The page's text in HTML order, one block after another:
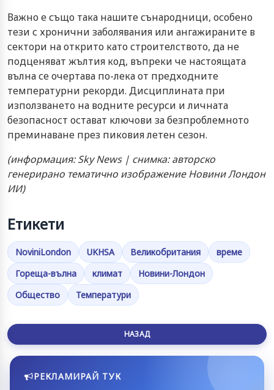
Важно е също така нашите сънародници, особено
тези с хронични заболявания или ангажираните в
сектори на открито като строителството, да не
подценяват жълтия код, въпреки че настоящата
вълна се очертава по-лека от предходните
температурни рекорди. Дисциплината при
използването на водните ресурси и личната
безопасност остават ключови за безпроблемното
преминаване през пиковия летен сезон.
(информация: Sky News | снимка: авторско
генерирано тематично изображение Новини Лондон
ИИ)
Етикети
NoviniLondon UKHSA Великобритания
време
Гореща-вълна
климат
Новини-Лондон
Общество
Температури
НАЗАД
РЕКЛАМИРАЙ ТУК